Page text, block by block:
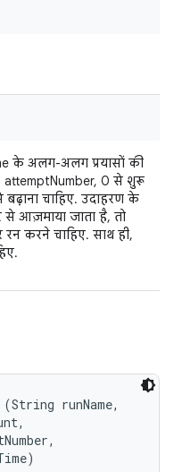
के अलग-अलग प्रयासों की
attemptNumber, 0 से शुरू
बढ़ाना चाहिए. उदाहरण के
से आज़माया जाता है, तो
करने चाहिए. साथ ही,
runName,